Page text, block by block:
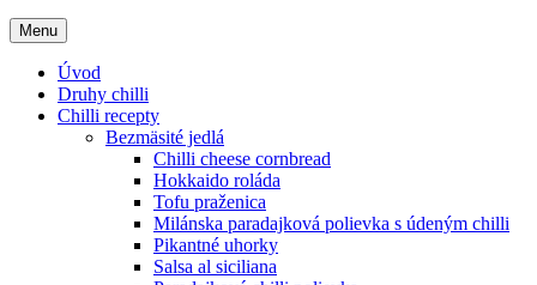
Menu
Úvod
Druhy chilli
Chilli recepty
Bezmäsité jedlá
Chilli cheese cornbread
Hokkaido roláda
Tofu praženica
Milánska paradajková polievka s údeným chilli
Pikantné uhorky
Salsa al siciliana